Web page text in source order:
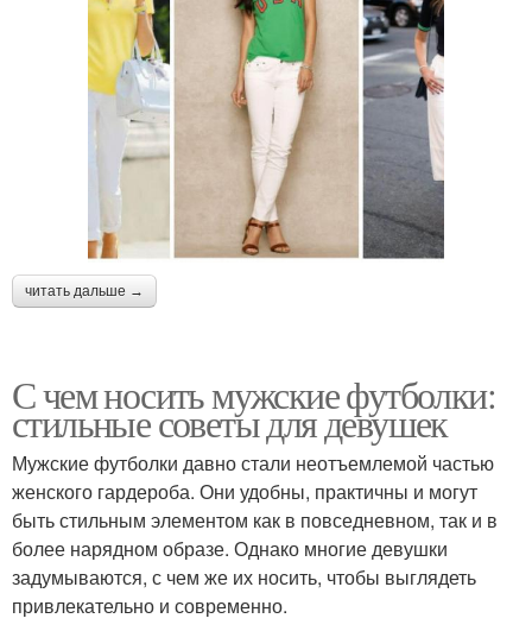
читать дальше →
С чем носить мужские футболки:
стильные советы для девушек
Мужские футболки давно стали неотъемлемой частью
женского гардероба. Они удобны, практичны и могут
быть стильным элементом как в повседневном, так и в
более нарядном образе. Однако многие девушки
задумываются, с чем же их носить, чтобы выглядеть
привлекательно и современно.